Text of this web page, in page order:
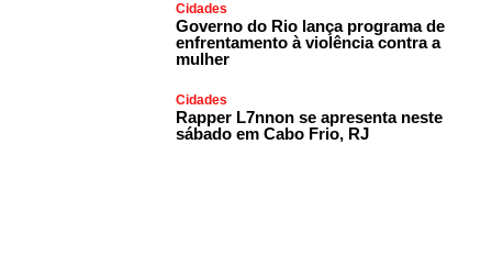
Cidades
Governo do Rio lança programa de
enfrentamento à violência contra a
mulher
Cidades
Rapper L7nnon se apresenta neste
sábado em Cabo Frio, RJ